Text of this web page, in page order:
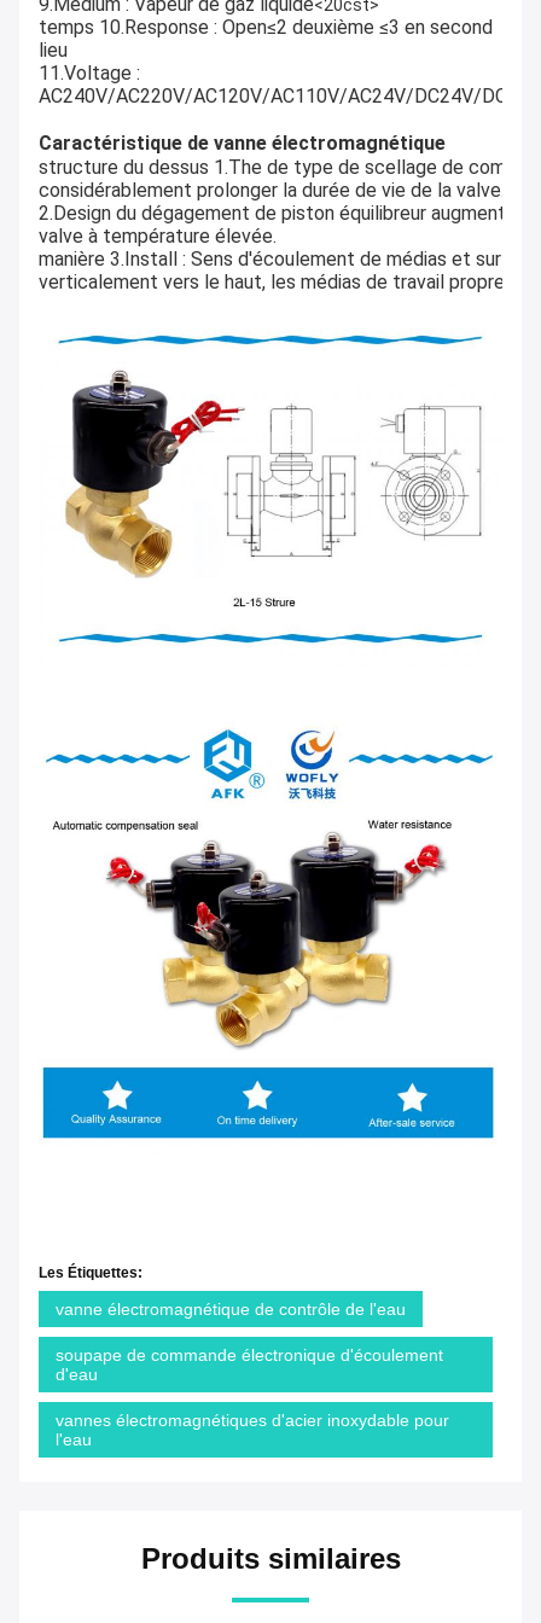
9.Medium : Vapeur de gaz liquide<20cst>
temps 10.Response : Open≤2 deuxième ≤3 en second
lieu
11.Voltage :
AC240V/AC220V/AC120V/AC110V/AC24V/DC24V/DC12V
Caractéristique de vanne électromagnétique
structure du dessus 1.The de type de scellage de
considérablement prolonger la durée de vie de la valve.
2.Design du dégagement de piston équilibreur augmente
valve à température élevée.
manière 3.Install : Sens d'écoulement de médias et sur la
verticalement vers le haut, les médias de travail propres
Les Étiquettes:
vanne électromagnétique de contrôle de l'eau
soupape de commande électronique d'écoulement
d'eau
vannes électromagnétiques d'acier inoxydable pour
l'eau
Produits similaires